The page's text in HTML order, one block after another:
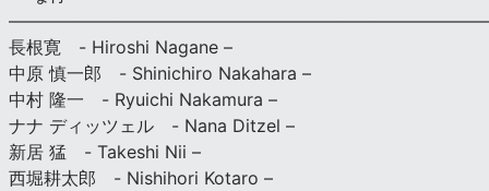
長根寛 - Hiroshi Nagane –
中原 慎一郎 - Shinichiro Nakahara –
中村 隆一 - Ryuichi Nakamura –
ナナ ディッツェル - Nana Ditzel –
新居 猛 - Takeshi Nii –
西堀耕太郎 - Nishihori Kotaro –